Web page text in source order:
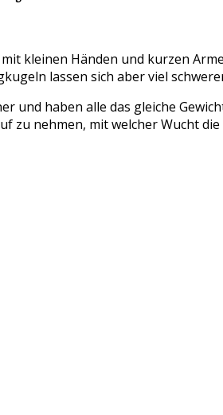
kleinen Händen und kurzen
lassen sich aber viel
und haben alle das gleiche
zu nehmen, mit welcher Wucht